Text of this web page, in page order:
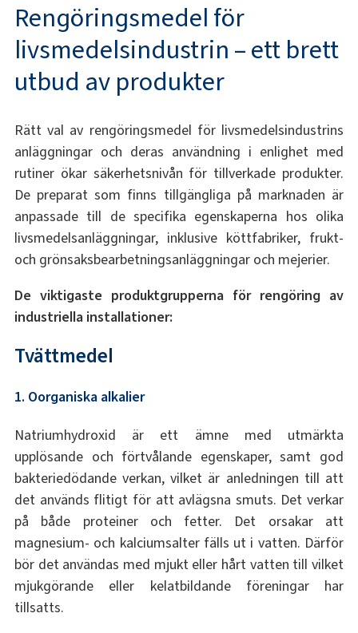
Rengöringsmedel för
livsmedelsindustrin – ett brett
utbud av produkter
Rätt val av rengöringsmedel för livsmedelsindustrins
anläggningar och deras användning i enlighet med
rutiner ökar säkerhetsnivån för tillverkade produkter.
De preparat som finns tillgängliga på marknaden är
anpassade till de specifika egenskaperna hos olika
livsmedelsanläggningar, inklusive köttfabriker, frukt-
och grönsaksbearbetningsanläggningar och mejerier.
De viktigaste produktgrupperna för rengöring av
industriella installationer:
Tvättmedel
1. Oorganiska alkalier
Natriumhydroxid är ett ämne med utmärkta
upplösande och förtvålande egenskaper, samt god
bakteriedödande verkan, vilket är anledningen till att
det används flitigt för att avlägsna smuts. Det verkar
på både proteiner och fetter. Det orsakar att
magnesium- och kalciumsalter fälls ut i vatten. Därför
bör det användas med mjukt eller hårt vatten till vilket
mjukgörande eller kelatbildande föreningar har
tillsatts.